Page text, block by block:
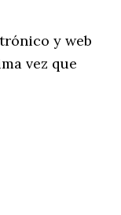
y web
vez que